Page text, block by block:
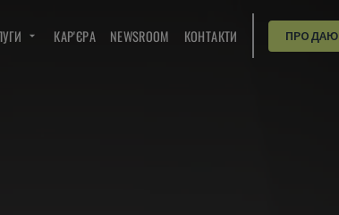
КАР'ЄРА NEWSROOM КОНТАКТИ ПРОДАЮ